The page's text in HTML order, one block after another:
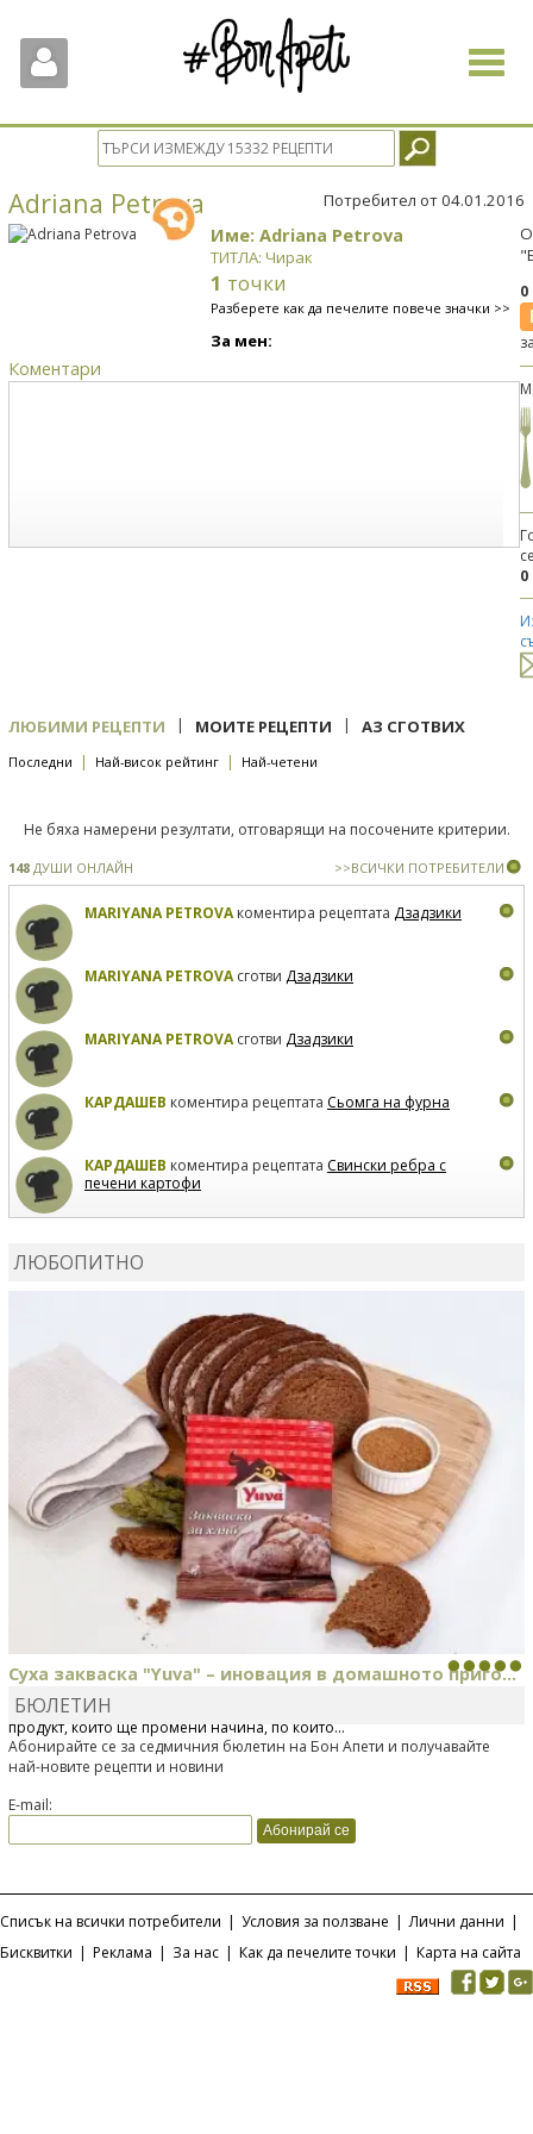
Toggle
Adriana Petrova Потребител от 04.01.2016
Име: Adriana Petrova
ТИТЛА: Чирак
1 точки
Разберете как да печелите повече значки >>
За мен:
Коментари
0
ЛЮБИМИ РЕЦЕПТИ | МОИТЕ РЕЦЕПТИ | АЗ СГОТВИХ
Последни | Най-висок рейтинг | Най-четени
Не бяха намерени резултати, отговарящи на посочените критерии.
148 ДУШИ ОНЛАЙН >>ВСИЧКИ ПОТРЕБИТЕЛИ
MARIYANA PETROVAкоментира рецептата Дзадзики
MARIYANA PETROVAсготви Дзадзики
MARIYANA PETROVAсготви Дзадзики
КАРДАШЕВ коментира рецептата Сьомга на фурна
КАРДАШЕВ коментира рецептата Свински ребра с
печени картофи
ЛЮБОПИТНО
Суха закваска "Yuva" – иновация в домашното приго...
Отскоро Лесафр България стартира предлагането на изцяло нов
продукт, който ще промени начина, по който...
БЮЛЕТИН
Абонирайте се за седмичния бюлетин на Бон Апети и получавайте
най-новите рецепти и новини
E-mail:
Списък на всички потребители | Условия за ползване | Лични данни |
Бисквитки | Реклама | За нас | Как да печелите точки | Карта на сайта